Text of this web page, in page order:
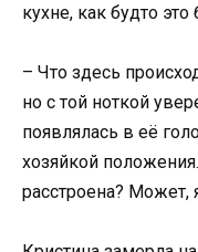
кухне, как будто
– Что здесь
но с той ноткой
появлялась в её
хозяйкой
расстроена?